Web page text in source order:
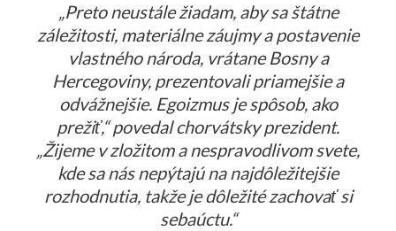
„Preto neustále žiadam, aby sa štátne
záležitosti, materiálne záujmy a postavenie
vlastného národa, vrátane Bosny a
Hercegoviny, prezentovali priamejšie a
odvážnejšie. Egoizmus je spôsob, ako
prežiť,“ povedal chorvátsky prezident.
„Žijeme v zložitom a nespravodlivom svete,
kde sa nás nepýtajú na najdôležitejšie
rozhodnutia, takže je dôležité zachovať si
sebaúctu.“